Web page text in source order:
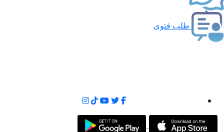
طلب فتوى